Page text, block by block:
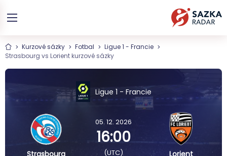
Kurzové sázky Fotbal
Ligue 1 - Francie
Strasbourg vs Lorient kurzové sázky
Ligue 1 - Francie
05. 12. 2026
16:00
(UTC)